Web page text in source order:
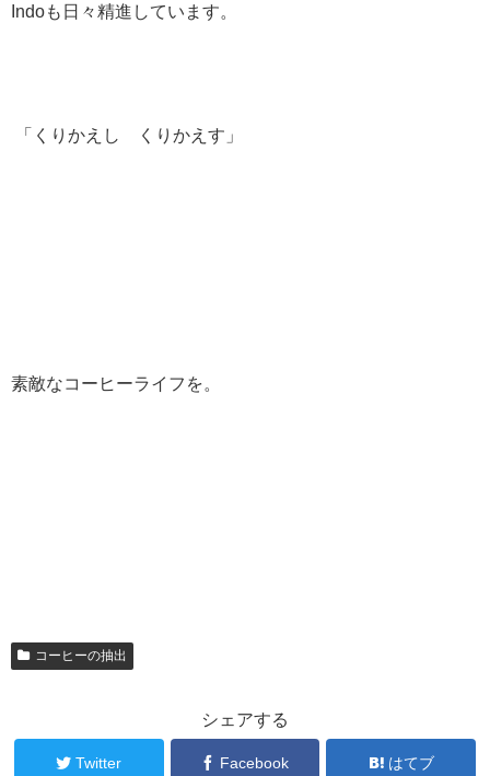
Indoも日々精進しています。
「くりかえし くりかえす」
素敵なコーヒーライフを。
コーヒーの抽出
シェアする
Twitter Facebook はてブ